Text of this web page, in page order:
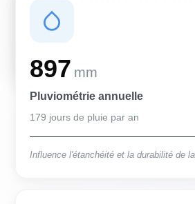
Des conditions qui influencent
897 mm
Pluviométrie annuelle
179 jours de pluie par an
Influence l'étanchéité et la durabilité de